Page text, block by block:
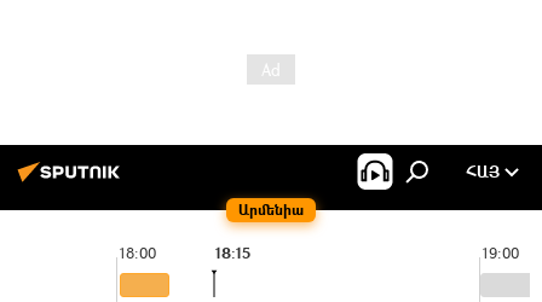
Արմենիա
ՀԱՅ
18:00 19:00
18:15